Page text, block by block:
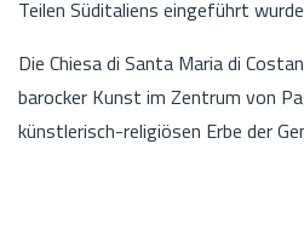
Teilen Süditaliens eingeführt
Die Chiesa di Santa Maria di
barocker Kunst im Zentrum von
künstlerisch-religiösen Erbe der